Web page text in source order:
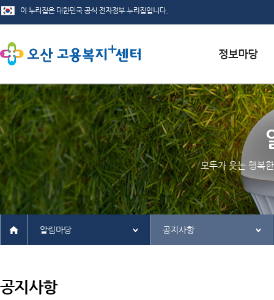
서식자료실
채용정보
인재정보
관련사이트
모두가 웃는 행복
알림마당 공지사항
공지사항